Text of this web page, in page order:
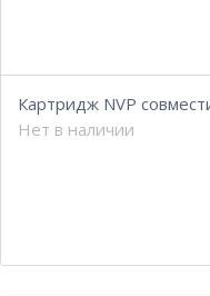
Картридж NVP
Нет в наличии